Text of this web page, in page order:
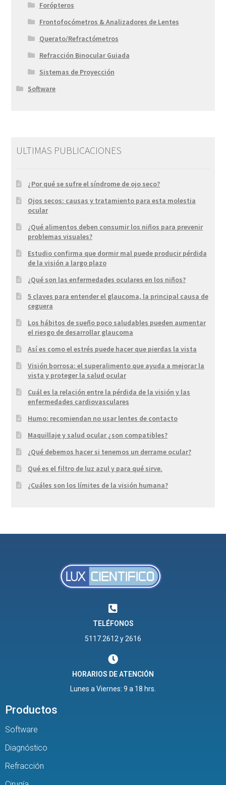
Forópteros
Frontofocómetros & Analizadores de Lentes
Querato/Refractómetros
Refracción Binocular Guiada
Sistemas de Proyección
Software
ULTIMAS PUBLICACIONES
¿Por qué se sufre el síndrome de ojo seco?
Ojos secos: causas y tratamiento para esta molestia
ocular
¿Qué alimentos deben consumir los niños para prevenir
problemas visuales?
Estudio confirma que dormir mal puede producir pérdida
de la visión a largo plazo
¿Qué son las enfermedades oculares en los niños?
5 claves para entender el glaucoma, la principal causa de
ceguera
Los hábitos de sueño poco saludables pueden aumentar
el riesgo de desarrollar glaucoma
Así es como el estrés puede hacer que pierdas la vista
Visión borrosa: el superalimento que ayuda a mejorar la
vista y proteger la salud ocular
Cuál es la relación entre la pérdida de la visión y las
enfermedades cardiovasculares
Humo: recomiendan no usar lentes de contacto
Maquillaje y salud ocular ¿son compatibles?
¿Qué debemos hacer si tenemos un derrame ocular?
Qué es el filtro de luz azul y para qué sirve.
¿Cuáles son los límites de la visión humana?
TELÉFONOS
5117.2612 y 2616
HORARIOS DE ATENCIÓN
Lunes a Viernes: 9 a 18 hrs.
Productos
Software
Diagnóstico
Refracción